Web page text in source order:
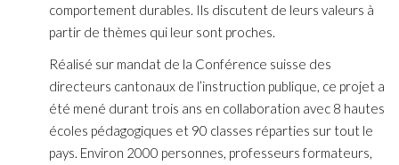
comportement durables. Ils discutent de leurs valeurs à
partir de thèmes qui leur sont proches.
Réalisé sur mandat de la Conférence suisse des
directeurs cantonaux de l’instruction publique, ce projet a
été mené durant trois ans en collaboration avec 8 hautes
écoles pédagogiques et 90 classes réparties sur tout le
pays. Environ 2000 personnes, professeurs formateurs,